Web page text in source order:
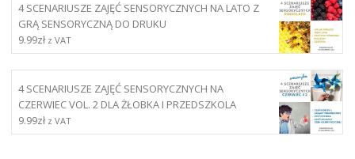
4 SCENARIUSZE ZAJĘĆ SENSORYCZNYCH NA LATO Z
GRĄ SENSORYCZNĄ DO DRUKU
9.99zł z VAT
4 SCENARIUSZE ZAJĘĆ SENSORYCZNYCH NA
CZERWIEC VOL. 2 DLA ŻŁOBKA I PRZEDSZKOLA
9.99zł z VAT